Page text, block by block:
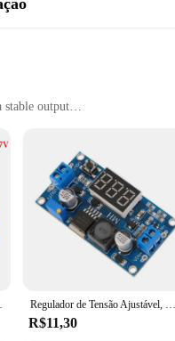
output
installation
it's a testament to durability
Its robust design
of applications, from
without hassle. Whether
tensão, 1-20pcs Regulador de Tensão Ajustável, LED Azul Voltímetro, Fonte de Alimentação, Display LED, Boost, Módulo Step-Up, Lm2596, DC, Conversor Step Down
R$11,30